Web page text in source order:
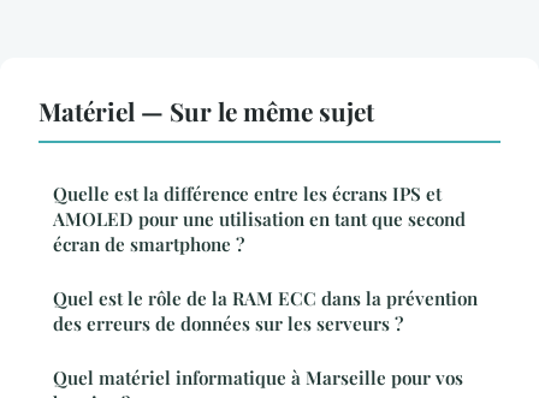
Matériel — Sur le même sujet
Quelle est la différence entre les écrans IPS et
AMOLED pour une utilisation en tant que second
écran de smartphone ?
Quel est le rôle de la RAM ECC dans la prévention
des erreurs de données sur les serveurs ?
Quel matériel informatique à Marseille pour vos